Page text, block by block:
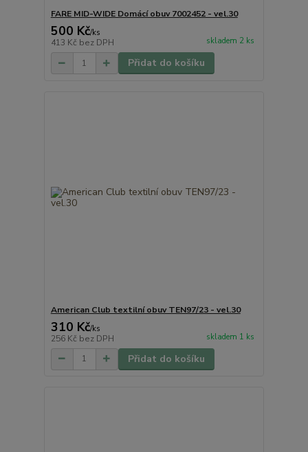
FARE MID-WIDE Domácí obuv 7002452 - vel.30
500 Kč/ks
413 Kč bez DPH skladem 2 ks
Přidat do košíku
American Club textilní obuv TEN97/23 - vel.30
310 Kč/ks
256 Kč bez DPH skladem 1 ks
Přidat do košíku